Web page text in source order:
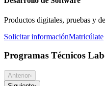
Productos digitales, pruebas y
Solicitar informaciónMatricúlate
Programas Técnicos
Anterior‹